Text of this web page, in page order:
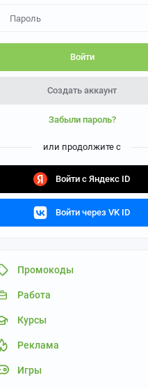
Войти
Создать аккаунт
Забыли пароль?
или продолжите с
Войти с Яндекс ID
Войти через VK ID
Промокоды
Работа
Курсы
Реклама
Игры